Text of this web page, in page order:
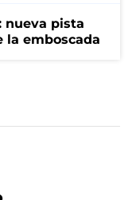
nueva pista
la emboscada